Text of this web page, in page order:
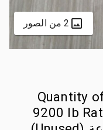
2 من الصور
Quantity
9200 lb